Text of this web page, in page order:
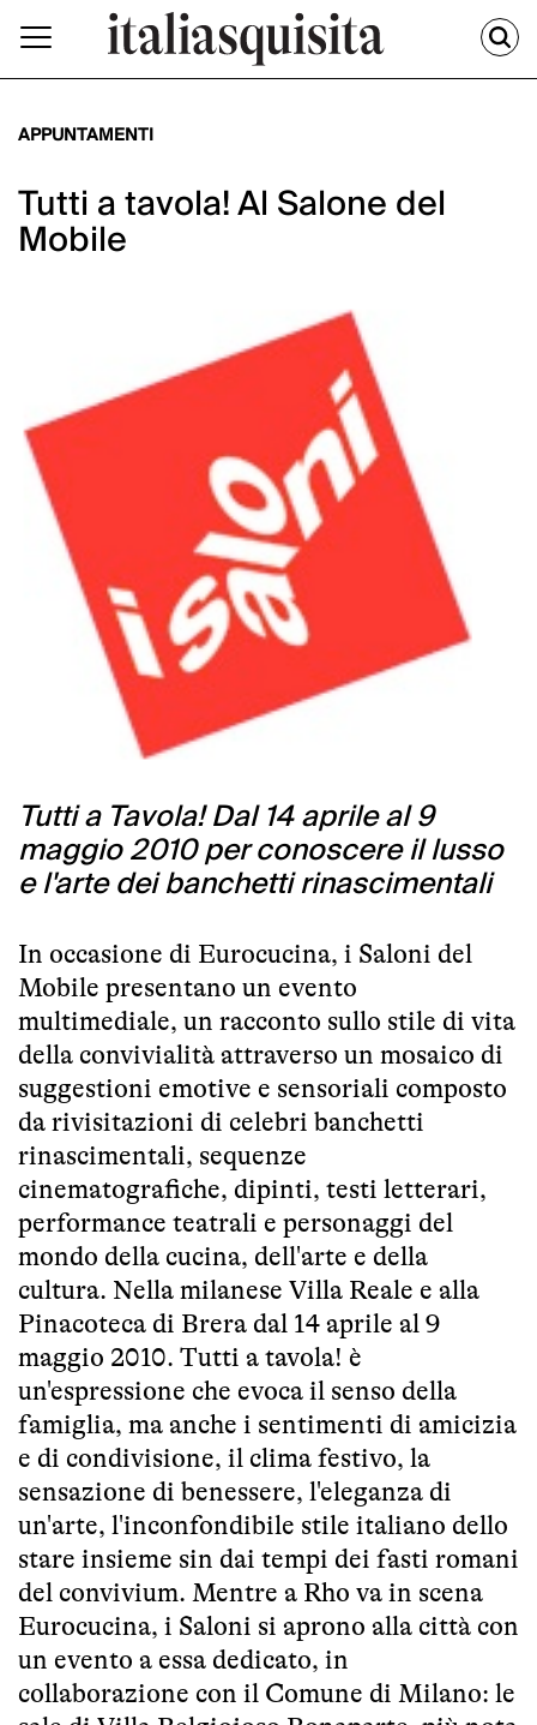
APPUNTAMENTI
Tutti a tavola! Al Salone del
Mobile
Tutti a Tavola! Dal 14 aprile al 9
maggio 2010 per conoscere il lusso
e l'arte dei banchetti rinascimentali
In occasione di Eurocucina, i Saloni del
Mobile presentano un evento
multimediale, un racconto sullo stile di vita
della convivialità attraverso un mosaico di
suggestioni emotive e sensoriali composto
da rivisitazioni di celebri banchetti
rinascimentali, sequenze
cinematografiche, dipinti, testi letterari,
performance teatrali e personaggi del
mondo della cucina, dell'arte e della
cultura. Nella milanese Villa Reale e alla
Pinacoteca di Brera dal 14 aprile al 9
maggio 2010. Tutti a tavola! è
un'espressione che evoca il senso della
famiglia, ma anche i sentimenti di amicizia
e di condivisione, il clima festivo, la
sensazione di benessere, l'eleganza di
un'arte, l'inconfondibile stile italiano dello
stare insieme sin dai tempi dei fasti romani
del convivium. Mentre a Rho va in scena
Eurocucina, i Saloni si aprono alla città con
un evento a essa dedicato, in
collaborazione con il Comune di Milano: le